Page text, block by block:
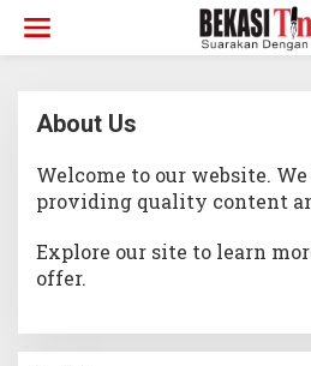
konten
About Us
|
Juni
2026
Welcome to our website.
providing quality content
Explore our site to learn
offer.